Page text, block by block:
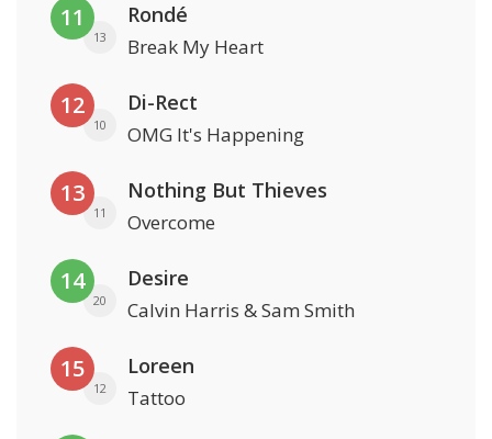
11
13
Rondé
Break My Heart
12
10
Di-Rect
OMG It's Happening
13
11
Nothing But Thieves
Overcome
14
20
Desire
Calvin Harris & Sam Smith
15
12
Loreen
Tattoo